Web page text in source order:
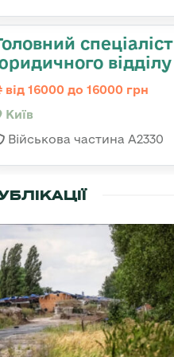
спеціаліст
відділу
від 16000 до 16000 грн
Київ
Військова частина A2330